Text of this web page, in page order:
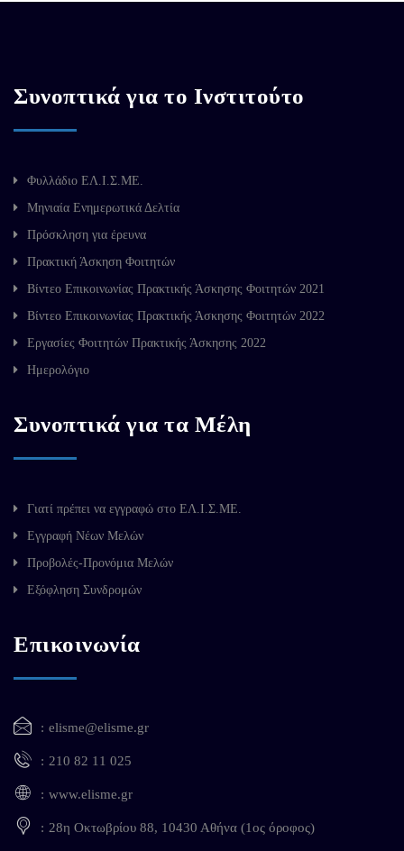
Συνοπτικά για το Ινστιτούτο
Φυλλάδιο ΕΛ.Ι.Σ.ΜΕ.
Μηνιαία Ενημερωτικά Δελτία
Πρόσκληση για έρευνα
Πρακτική Άσκηση Φοιτητών
Βίντεο Επικοινωνίας Πρακτικής Άσκησης Φοιτητών 2021
Βίντεο Επικοινωνίας Πρακτικής Άσκησης Φοιτητών 2022
Εργασίες Φοιτητών Πρακτικής Άσκησης 2022
Ημερολόγιο
Συνοπτικά για τα Μέλη
Γιατί πρέπει να εγγραφώ στο ΕΛ.Ι.Σ.ΜΕ.
Εγγραφή Νέων Μελών
Προβολές-Προνόμια Μελών
Εξόφληση Συνδρομών
Επικοινωνία
elisme@elisme.gr
210 82 11 025
www.elisme.gr
28η Οκτωβρίου 88, 10430 Αθήνα (1ος όροφος)